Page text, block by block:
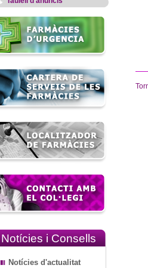
Notícies i Consells
Notícies d'actualitat